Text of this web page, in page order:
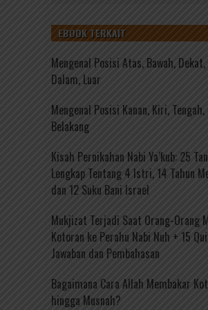
EBOOK TERKAIT
Mengenal Posisi Atas, Bawah, Dekat,
Dalam, Luar
Mengenal Posisi Kanan, Kiri, Tengah,
Belakang
Kisah Pernikahan Nabi Ya’kub: 25
Lengkap Tentang 4 Istri, 14 Tahun
dan 12 Suku Bani Israel
Mukjizat Terjadi Saat Orang-Orang
Kotoran ke Perahu Nabi Nuh + 15
Jawaban dan Pembahasan
Bagaimana Cara Allah Membakar
hingga Musnah?